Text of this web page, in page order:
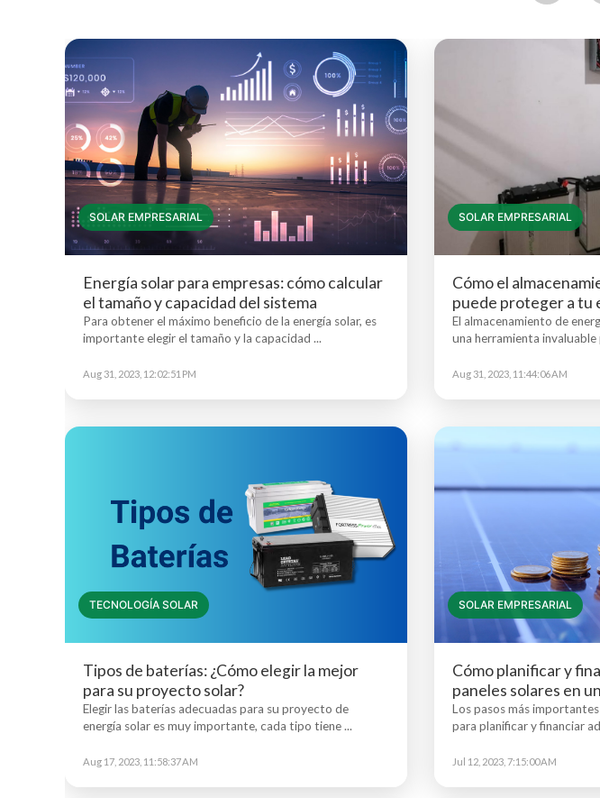
SOLAR EMPRESARIAL
Energía solar para empresas: cómo calcular
el tamaño y capacidad del sistema
Para obtener el máximo beneficio de la energía solar, es
importante elegir el tamaño y la capacidad ...
Aug 31, 2023, 12:02:51 PM
SOLAR EMPRESARIAL
Cómo el
puede proteger a tu
El almacenamiento de
una herramienta invaluable
Aug 31, 2023, 11:44:06 AM
TECNOLOGÍA SOLAR
Tipos de baterías: ¿Cómo elegir la mejor
para su proyecto solar?
Elegir las baterías adecuadas para su proyecto de
energía solar es muy importante, cada tipo tiene ...
Aug 17, 2023, 11:58:37 AM
SOLAR EMPRESARIAL
Cómo planificar y
paneles solares en
Los pasos más
para planificar y financiar
Jul 12, 2023, 7:15:00 AM